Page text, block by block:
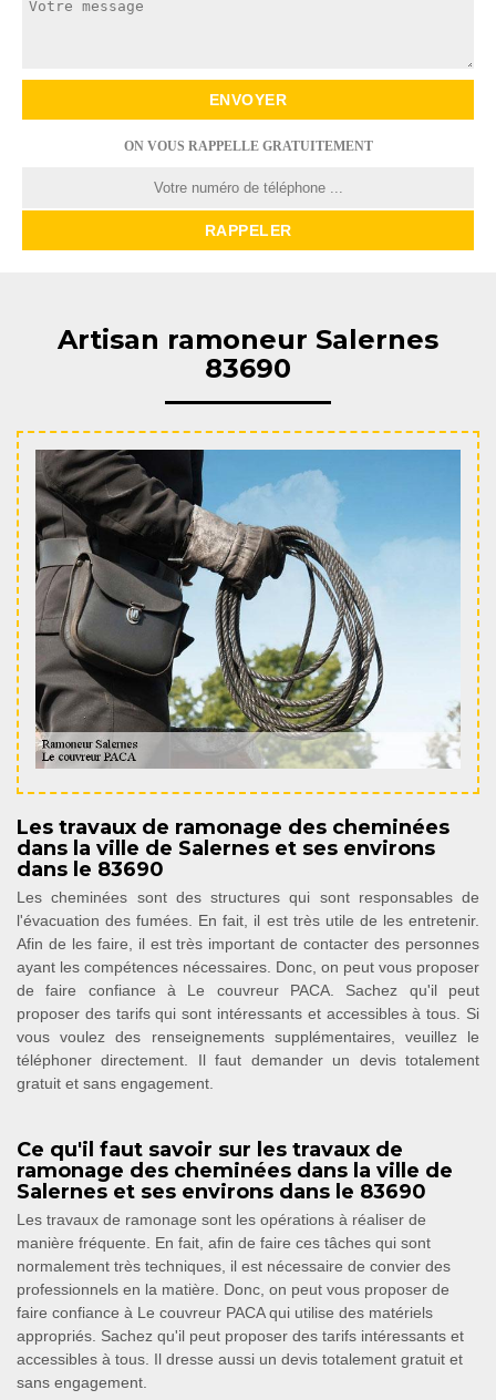
ON VOUS RAPPELLE GRATUITEMENT
Artisan ramoneur Salernes
83690
Les travaux de ramonage des cheminées
dans la ville de Salernes et ses environs
dans le 83690
Les cheminées sont des structures qui sont responsables de
l'évacuation des fumées. En fait, il est très utile de les entretenir.
Afin de les faire, il est très important de contacter des personnes
ayant les compétences nécessaires. Donc, on peut vous proposer
de faire confiance à Le couvreur PACA. Sachez qu'il peut
proposer des tarifs qui sont intéressants et accessibles à tous. Si
vous voulez des renseignements supplémentaires, veuillez le
téléphoner directement. Il faut demander un devis totalement
gratuit et sans engagement.
Ce qu'il faut savoir sur les travaux de
ramonage des cheminées dans la ville de
Salernes et ses environs dans le 83690
Les travaux de ramonage sont les opérations à réaliser de
manière fréquente. En fait, afin de faire ces tâches qui sont
normalement très techniques, il est nécessaire de convier des
professionnels en la matière. Donc, on peut vous proposer de
faire confiance à Le couvreur PACA qui utilise des matériels
appropriés. Sachez qu'il peut proposer des tarifs intéressants et
accessibles à tous. Il dresse aussi un devis totalement gratuit et
sans engagement.